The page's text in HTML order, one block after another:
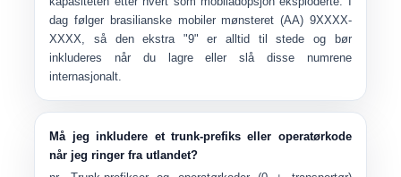
dag følger brasilianske mobiler mønsteret (AA) 9XXXX-
XXXX, så den ekstra "9" er alltid til stede og bør
inkluderes når du lagre eller slå disse numrene
internasjonalt.
Må jeg inkludere et trunk-prefiks eller operatørkode
når jeg ringer fra utlandet?